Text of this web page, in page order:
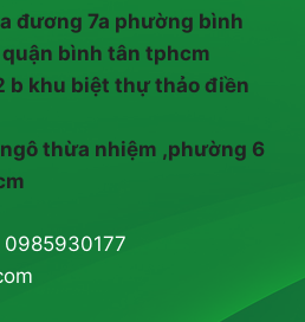
đương 7a phường bình
bình tân tphcm
b khu biệt thự thảo điền
ngô thừa nhiệm ,phường 6